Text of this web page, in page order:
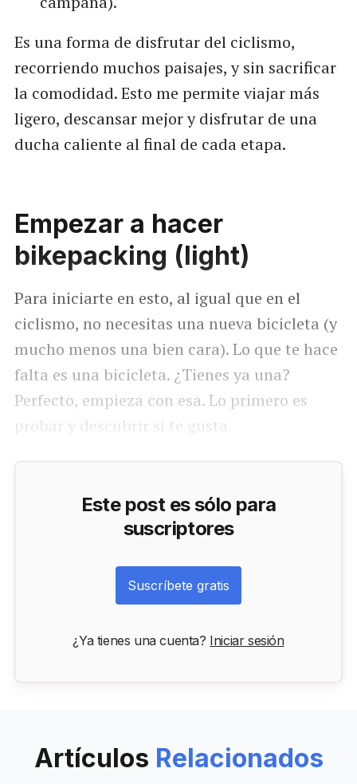
Es una forma de disfrutar del ciclismo,
recorriendo muchos paisajes, y sin sacrificar
la comodidad. Esto me permite viajar más
ligero, descansar mejor y disfrutar de una
ducha caliente al final de cada etapa.
Empezar a hacer
bikepacking (light)
Para iniciarte en esto, al igual que en el
ciclismo, no necesitas una nueva bicicleta (y
mucho menos una bien cara). Lo que te hace
falta es una bicicleta. ¿Tienes ya una?
Perfecto, empieza con esa. Lo primero es
probar y descubrir si te gusta.
Este post es sólo para
suscriptores
Suscríbete gratis
¿Ya tienes una cuenta? Iniciar sesión
Artículos Relacionados